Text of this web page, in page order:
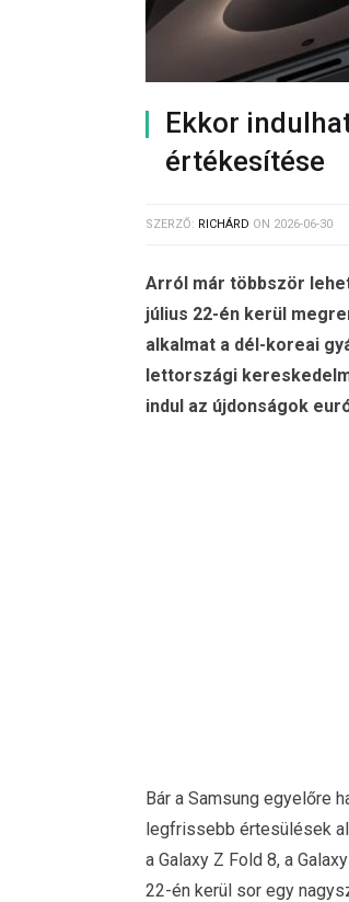
Ekkor
értékesítése
SZERZŐ: RICHÁRD ON 2026-06-30
Arról már többször
július 22-én kerül
alkalmat a dél-koreai
lettországi
indul az újdonságok
Bár a Samsung egyelőre
legfrissebb értesülések
a Galaxy Z Fold 8, a
22-én kerül sor egy